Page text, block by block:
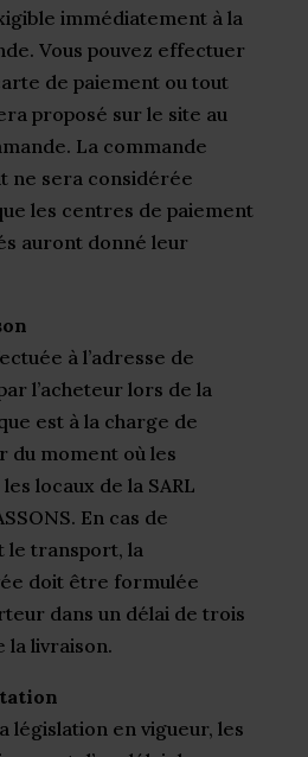
immédiatement à la
Vous pouvez effectuer
de paiement ou tout
proposé sur le site au
La commande
ne sera considérée
les centres de paiement
auront donné leur
à l’adresse de
l’acheteur lors de la
est à la charge de
du moment où les
locaux de la SARL
En cas de
le transport, la
doit être formulée
dans un délai de trois
la livraison.
législation en vigueur, les